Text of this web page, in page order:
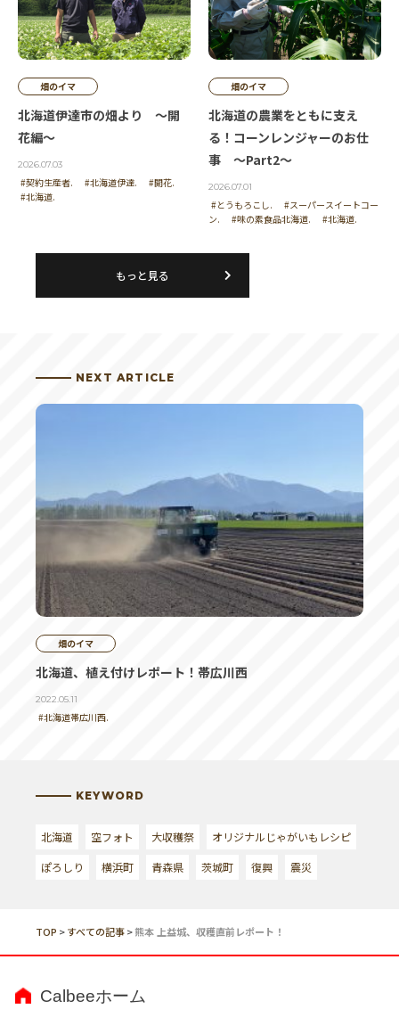
畑のイマ
北海道伊達市の畑より ～開
花編～
2026.07.03
#契約生産者. #北海道伊達.
#開花.
#北海道.
畑のイマ
北海道の農業をともに支え
る！コーンレンジャーのお仕
事 ～Part2～
2026.07.01
#とうもろこし.
#スーパースイートコー
ン.
#味の素食品北海道. #北海道.
もっと見る
NEXT ARTICLE
畑のイマ
北海道、植え付けレポート！帯広川西
2022.05.11
#北海道帯広川西.
KEYWORD
北海道 空フォト 大収穫祭
オリジナルじゃがいもレシピ
ぽろしり
横浜町 青森県 茨城町 復興 震災
TOP >すべての記事>熊本 上益城、収穫直前レポート！
Calbeeホーム